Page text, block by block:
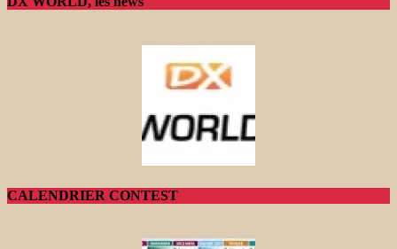
CALENDRIER CONTEST